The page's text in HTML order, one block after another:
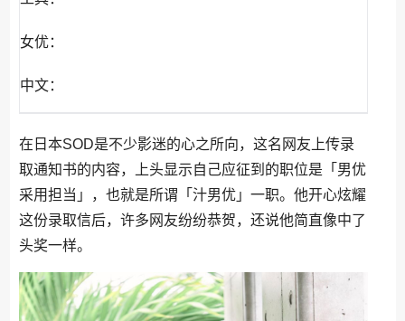
女优：
中文：
在日本SOD是不少影迷的心之所向，这名网友上传录
取通知书的内容，上头显示自己应征到的职位是「男优
采用担当」，也就是所谓「汁男优」一职。他开心炫耀
这份录取信后，许多网友纷纷恭贺，还说他简直像中了
头奖一样。